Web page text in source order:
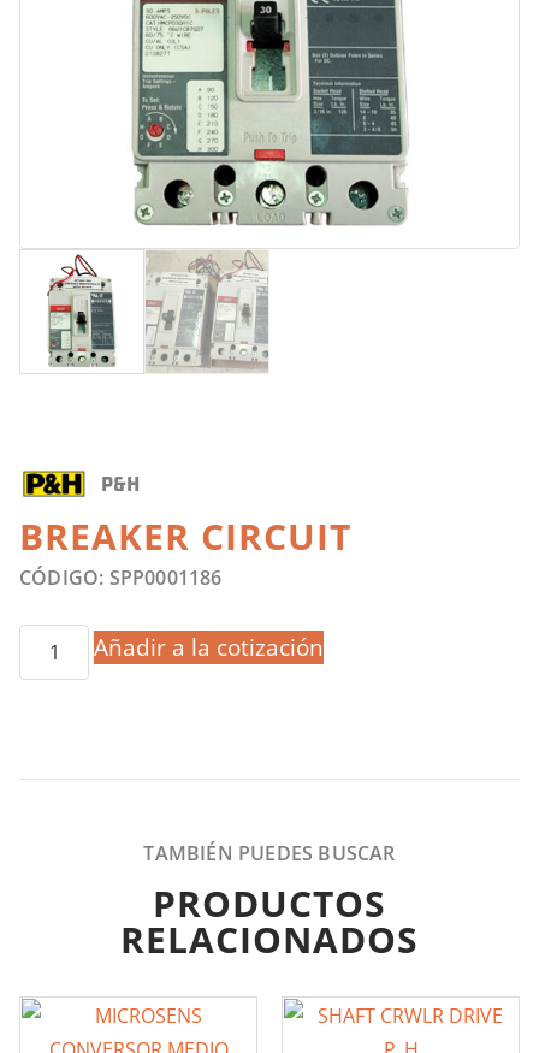
P&H
BREAKER CIRCUIT
CÓDIGO: SPP0001186
Añadir a la cotización
TAMBIÉN PUEDES BUSCAR
PRODUCTOS
RELACIONADOS